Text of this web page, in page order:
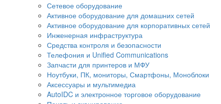
Сетевое оборудование
Активное оборудование для домашних сетей
Активное оборудование для корпоративных сетей
Инженерная инфраструктура
Средства контроля и безопасности
Телефония и Unified Communications
Запчасти для принтеров и МФУ
Ноутбуки, ПК, мониторы, Смартфоны, Моноблоки
Аксессуары и мультимедиа
AutoIDC и электронное торговое оборудование